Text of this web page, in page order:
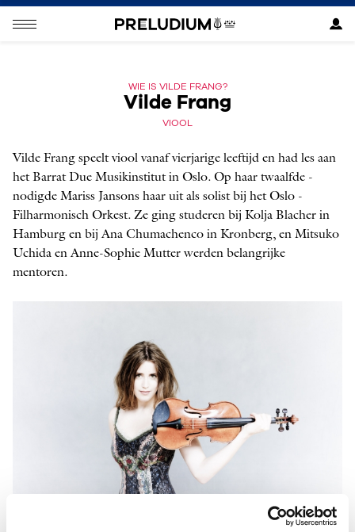
WIE IS VILDE FRANG?
Vilde Frang
VIOOL
Vilde Frang speelt viool vanaf vierjarige leeftijd en had les aan
het Barrat Due Musik­institut in Oslo. Op haar twaalfde ­
nodigde Mariss Jansons haar uit als solist bij het Oslo ­
Filharmonisch Orkest. Ze ging studeren bij ­Kolja Blacher in
Hamburg en bij Ana Chumachenco in Kronberg, en Mitsuko
Uchida en Anne-Sophie Mutter werden belangrijke
mentoren.